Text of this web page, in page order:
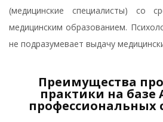
(медицинские специалисты) со
медицинским образованием.
не подразумевает выдачу
Преимущества
практики на
профессиональных